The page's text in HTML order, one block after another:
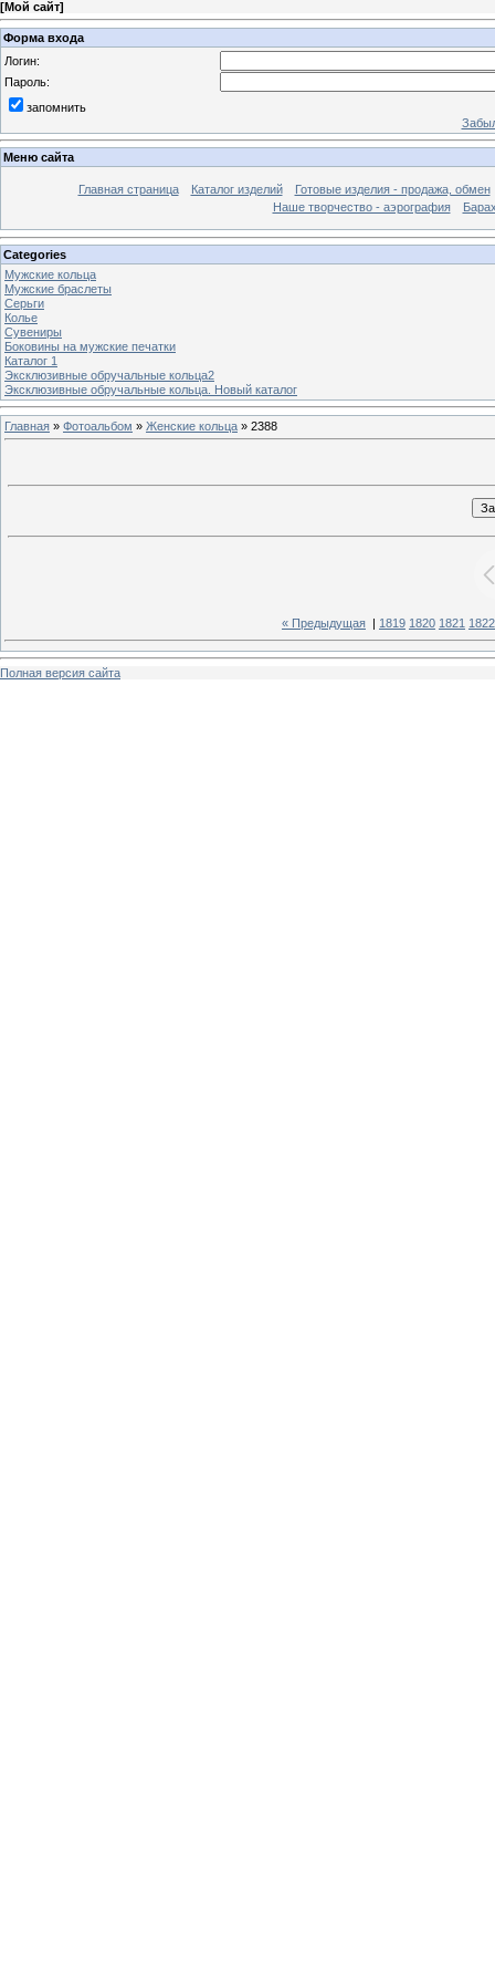
[Мой сайт]
Форма входа
Логин:
Пароль:
запомнить
Меню сайта
Главная страница Каталог изделий
Готовые изделия - продажа, обмен
Наше творчество - аэрография
Categories
Мужские кольца
Мужские браслеты
Серьги
Колье
Сувениры
Боковины на мужские печатки
Каталог 1
Эксклюзивные обручальные кольца2
Эксклюзивные обручальные кольца. Новый каталог
Главная » Фотоальбом » Женские кольца » 2388
« Предыдущая 1819 1820 1821 1822
Полная версия сайта